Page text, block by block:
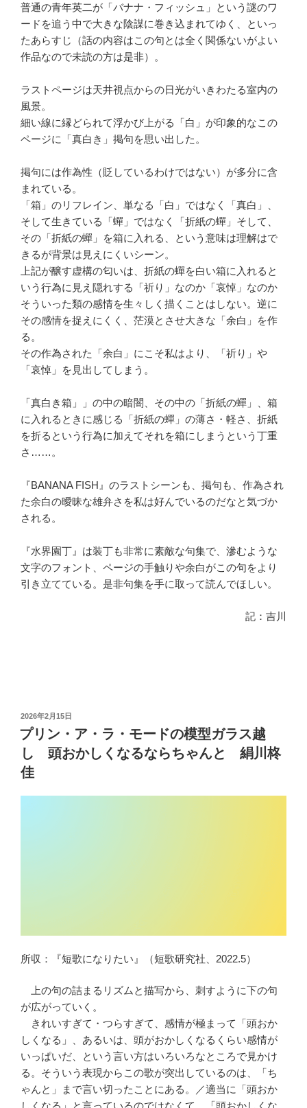
普通の青年英二が「バナナ・フィッシュ」という謎のワ
ードを追う中で大きな陰謀に巻き込まれてゆく、といっ
たあらすじ（話の内容はこの句とは全く関係ないがよい
作品なので未読の方は是非）。
ラストページは天井視点からの日光がいきわたる室内の
風景。
細い線に縁どられて浮かび上がる「白」が印象的なこの
ページに「真白き」掲句を思い出した。
掲句には作為性（貶しているわけではない）が多分に含
まれている。
「箱」のリフレイン、単なる「白」ではなく「真白」、
そして生きている「蟬」ではなく「折紙の蟬」そして、
その「折紙の蟬」を箱に入れる、という意味は理解はで
きるが背景は見えにくいシーン。
上記が醸す虚構の匂いは、折紙の蟬を白い箱に入れると
いう行為に見え隠れする「祈り」なのか「哀悼」なのか
そういった類の感情を生々しく描くことはしない。逆に
その感情を捉えにくく、茫漠とさせ大きな「余白」を作
る。
その作為された「余白」にこそ私はより、「祈り」や
「哀悼」を見出してしまう。
「真白き箱」」の中の暗闇、その中の「折紙の蟬」、箱
に入れるときに感じる「折紙の蟬」の薄さ・軽さ、折紙
を折るという行為に加えてそれを箱にしまうという丁重
さ……。
『BANANA FISH』のラストシーンも、掲句も、作為され
た余白の曖昧な雄弁さを私は好んでいるのだなと気づか
される。
『水界園丁』は装丁も非常に素敵な句集で、滲むような
文字のフォント、ページの手触りや余白がこの句をより
引き立てている。是非句集を手に取って読んでほしい。
記：吉川
投
稿
日:
2026年2月15日
プリン・ア・ラ・モードの模型ガラス越
し 頭おかしくなるならちゃんと 絹川柊
佳
所収：『短歌になりたい』（短歌研究社、2022.5）
上の句の詰まるリズムと描写から、刺すように下の句
が広がっていく。
きれいすぎて・つらすぎて、感情が極まって「頭おか
しくなる」、あるいは、頭がおかしくなるくらい感情が
いっぱいだ、という言い方はいろいろなところで見かけ
る。そういう表現からこの歌が突出しているのは、「ち
ゃんと」まで言い切ったことにある。／適当に「頭おか
しくなる」と言っているのではなくて、「頭おかしくな